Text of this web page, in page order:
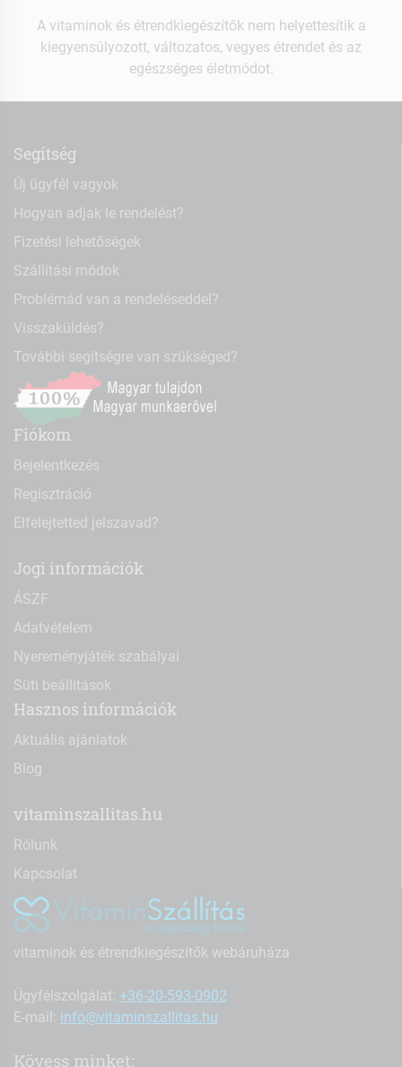
A vitaminok és étrendkiegészítők nem helyettesítik a
kiegyensúlyozott, változatos, vegyes étrendet és az
egészséges életmódot.
Segítség
Új ügyfél vagyok
Hogyan adjak le rendelést?
Fizetési lehetőségek
Szállítási módok
Problémád van a rendeléseddel?
Visszaküldés?
További segítségre van szükséged?
Fiókom
Bejelentkezés
Regisztráció
Elfelejtetted jelszavad?
Jogi információk
ÁSZF
Adatvételem
Nyereményjáték szabályai
Süti beállítások
Hasznos információk
Aktuális ajánlatok
Blog
vitaminszallitas.hu
Rólunk
Kapcsolat
vitaminok és étrendkiegészítők webáruháza
Ügyfélszolgálat: +36-20-593-0902
E-mail: info@vitaminszallitas.hu
Kövess minket: